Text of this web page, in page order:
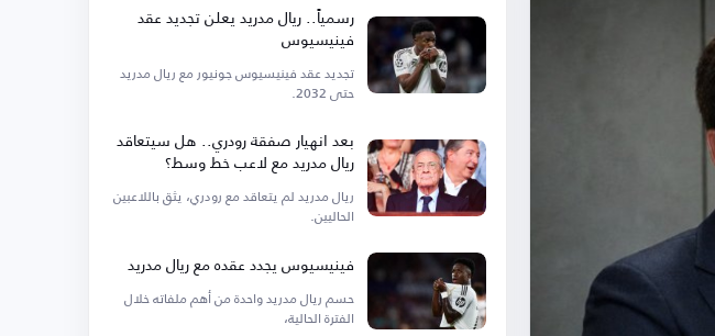
رسمياً.. ريال مدريد يعلن تجديد عقد
فينيسيوس
تجديد عقد فينيسيوس جونيور مع ريال مدريد
حتى 2032.
بعد انهيار صفقة رودري.. هل سيتعاقد
ريال مدريد مع لاعب خط وسط؟
ريال مدريد لم يتعاقد مع رودري، يثق باللاعبين
الحاليين.
فينيسيوس يجدد عقده مع ريال مدريد
حسم ريال مدريد واحدة من أهم ملفاته خلال
الفترة الحالية،